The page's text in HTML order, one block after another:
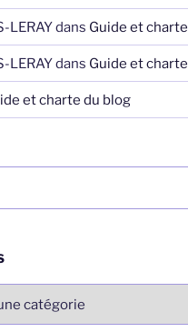
LERAYdans Guide et
LERAYdans Guide et
et charte du blog